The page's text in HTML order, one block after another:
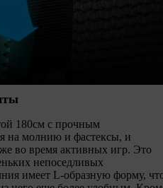
180см с прочным
на молнию и фастексы, и
во время активных игр. Это
непоседливых
имеет L-образную форму,